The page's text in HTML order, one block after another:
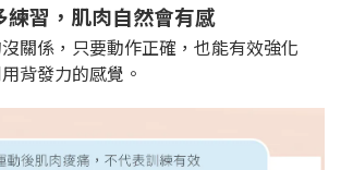
練習，肌肉自然會有感
關係，只要動作正確，也能有效強化
背發力的感覺。